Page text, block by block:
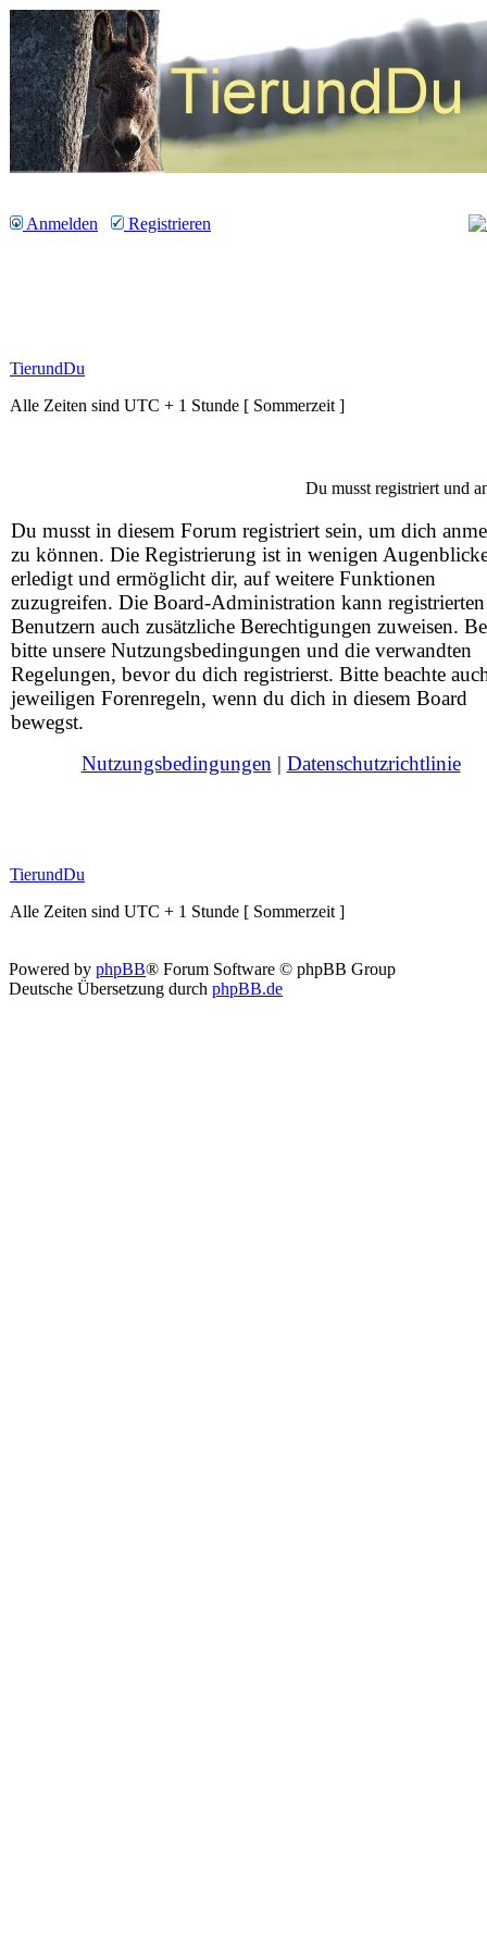
Anmelden Registrieren
TierundDu
Alle Zeiten sind UTC + 1 Stunde [ Sommerzeit ]
Du musst registriert und
Du musst in diesem Forum registriert sein, um dich
zu können. Die Registrierung ist in wenigen
erledigt und ermöglicht dir, auf weitere Funktionen
zuzugreifen. Die Board-Administration kann registrierten
Benutzern auch zusätzliche Berechtigungen zuweisen.
bitte unsere Nutzungsbedingungen und die verwandten
Regelungen, bevor du dich registrierst. Bitte beachte
jeweiligen Forenregeln, wenn du dich in diesem Board
bewegst.
Nutzungsbedingungen | Datenschutzrichtlinie
TierundDu
Alle Zeiten sind UTC + 1 Stunde [ Sommerzeit ]
Powered by phpBB® Forum Software © phpBB Group
Deutsche Übersetzung durch phpBB.de